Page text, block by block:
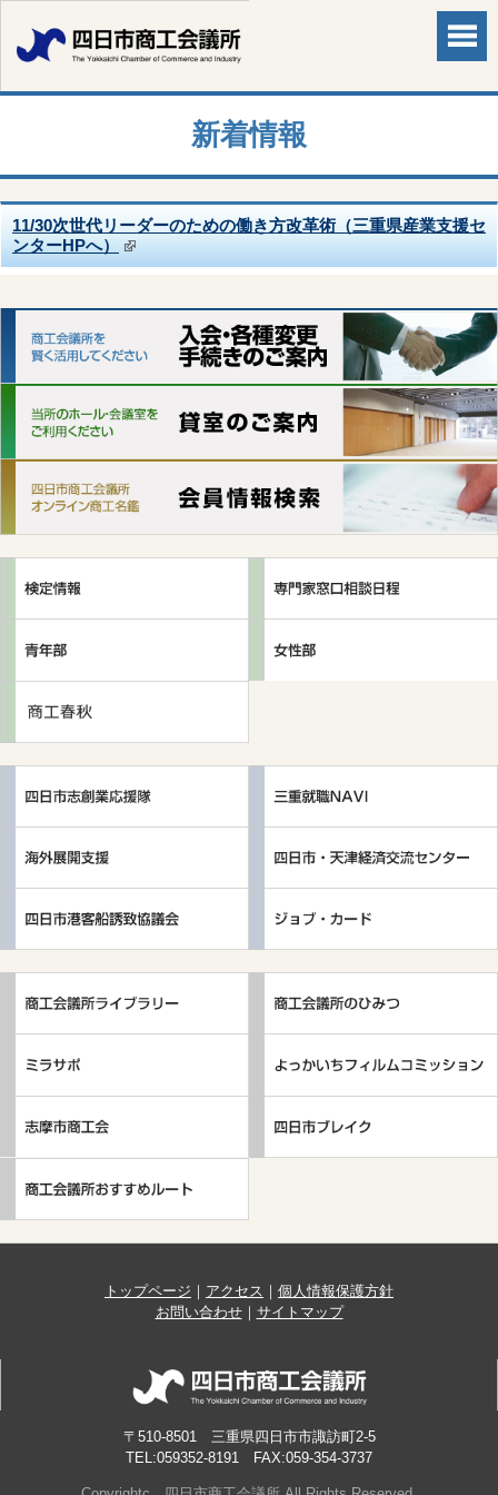
新着情報
11/30次世代リーダーのための働き方改革術（三重県産業支援セ
ンターHPへ）
トップページ ｜ アクセス ｜ 個人情報保護方針
お問い合わせ｜ サイトマップ
〒510-8501 三重県四日市市諏訪町2-5
TEL:059352-8191 FAX:059-354-3737